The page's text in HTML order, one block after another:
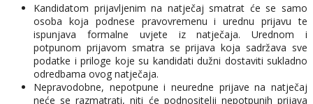
Kandidatom prijavljenim na natječaj smatrat će se samo
osoba koja podnese pravovremenu i urednu prijavu te
ispunjava formalne uvjete iz natječaja. Urednom i
potpunom prijavom smatra se prijava koja sadržava sve
podatke i priloge koje su kandidati dužni dostaviti sukladno
odredbama ovog natječaja.
Nepravodobne, nepotpune i neuredne prijave na natječaj
neće se razmatrati, niti će podnositelji nepotpunih prijava